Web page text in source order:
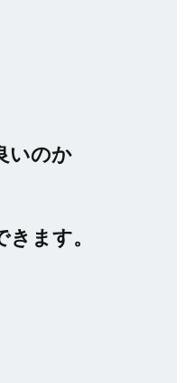
いのか
ます。